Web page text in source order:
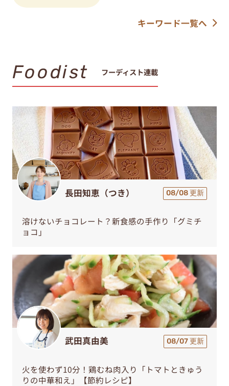
キーワード一覧へ
Foodist フーディスト連載
長田知恵（つき） 08/08 更新
溶けないチョコレート？新食感の手作り「グミチ
ョコ」
武田真由美 08/07 更新
火を使わず10分！鶏むね肉入り「トマトときゅう
りの中華和え」【節約レシピ】